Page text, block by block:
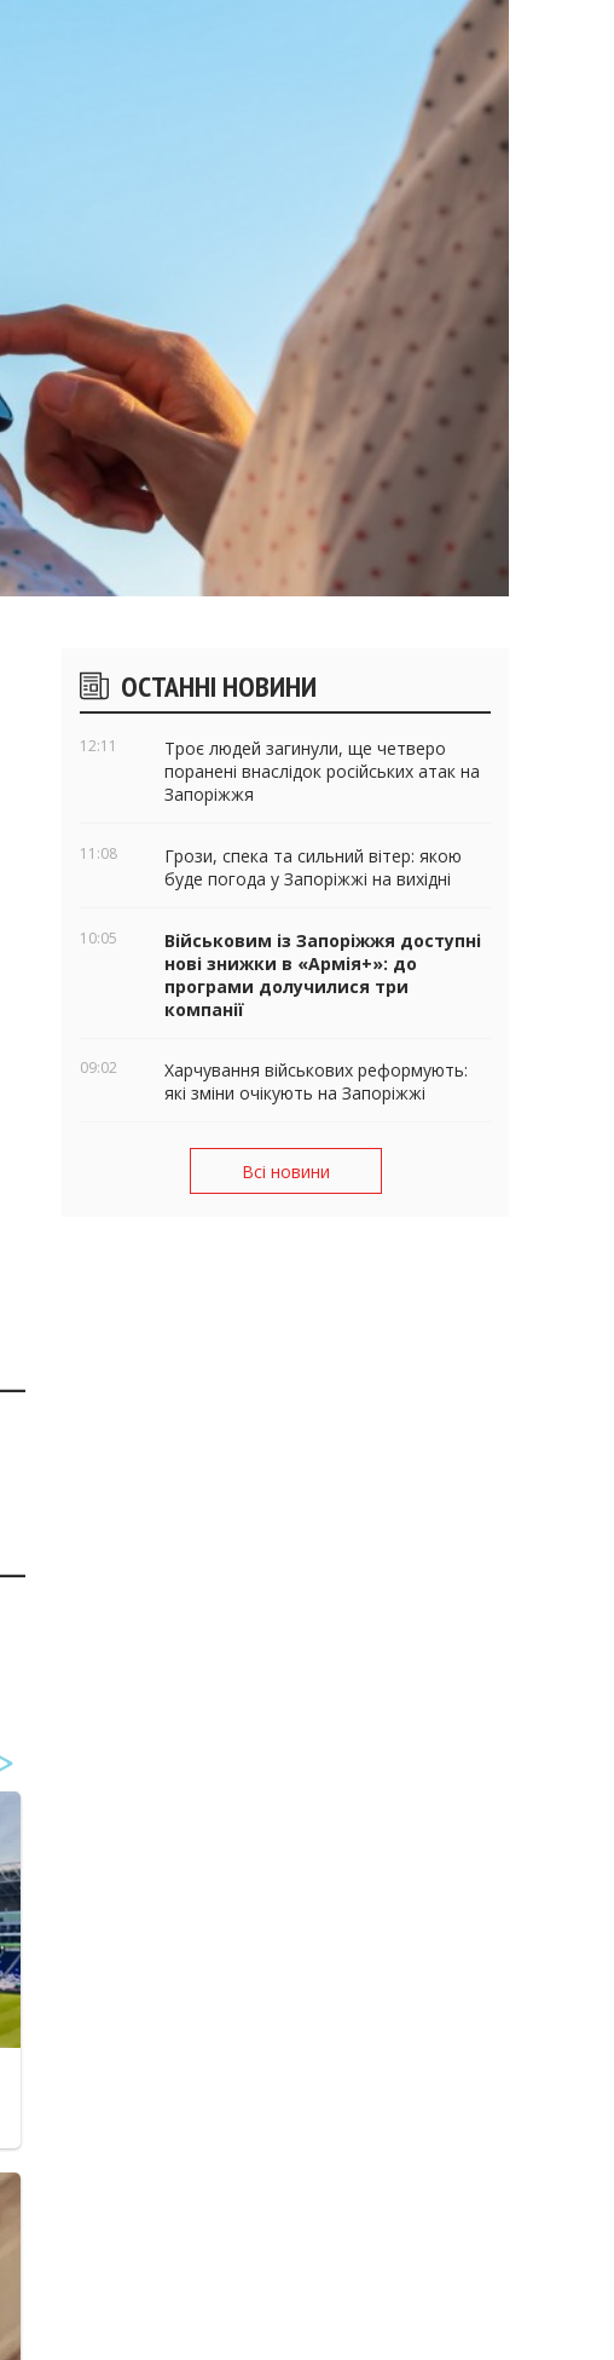
Бічні
віджети
ОСТАННІ НОВИНИ
12:11
Троє людей загинули, ще четверо
поранені внаслідок російських атак на
Запоріжжя
11:08
Грози, спека та сильний вітер: якою
буде погода у Запоріжжі на вихідні
10:05
Військовим із Запоріжжя доступні
нові знижки в «Армія+»: до
програми долучилися три
компанії
09:02
Харчування військових реформують:
які зміни очікують на Запоріжжі
Всі новини